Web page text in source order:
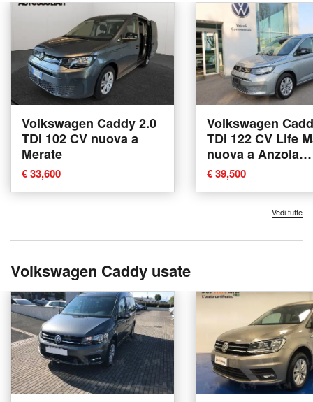
Volkswagen Caddy 2.0
TDI 102 CV nuova a
Merate
€ 33,600
Volkswagen
TDI 122 CV Life
nuova a Anzola
dell'Emilia
€ 39,500
Vedi tutte
Volkswagen Caddy usate